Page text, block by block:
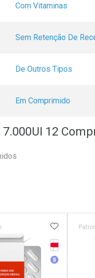
Com Vitaminas
Sem Retenção De
De Outros Tipos
Em Comprimido
12
FAVORITOS
Tarja